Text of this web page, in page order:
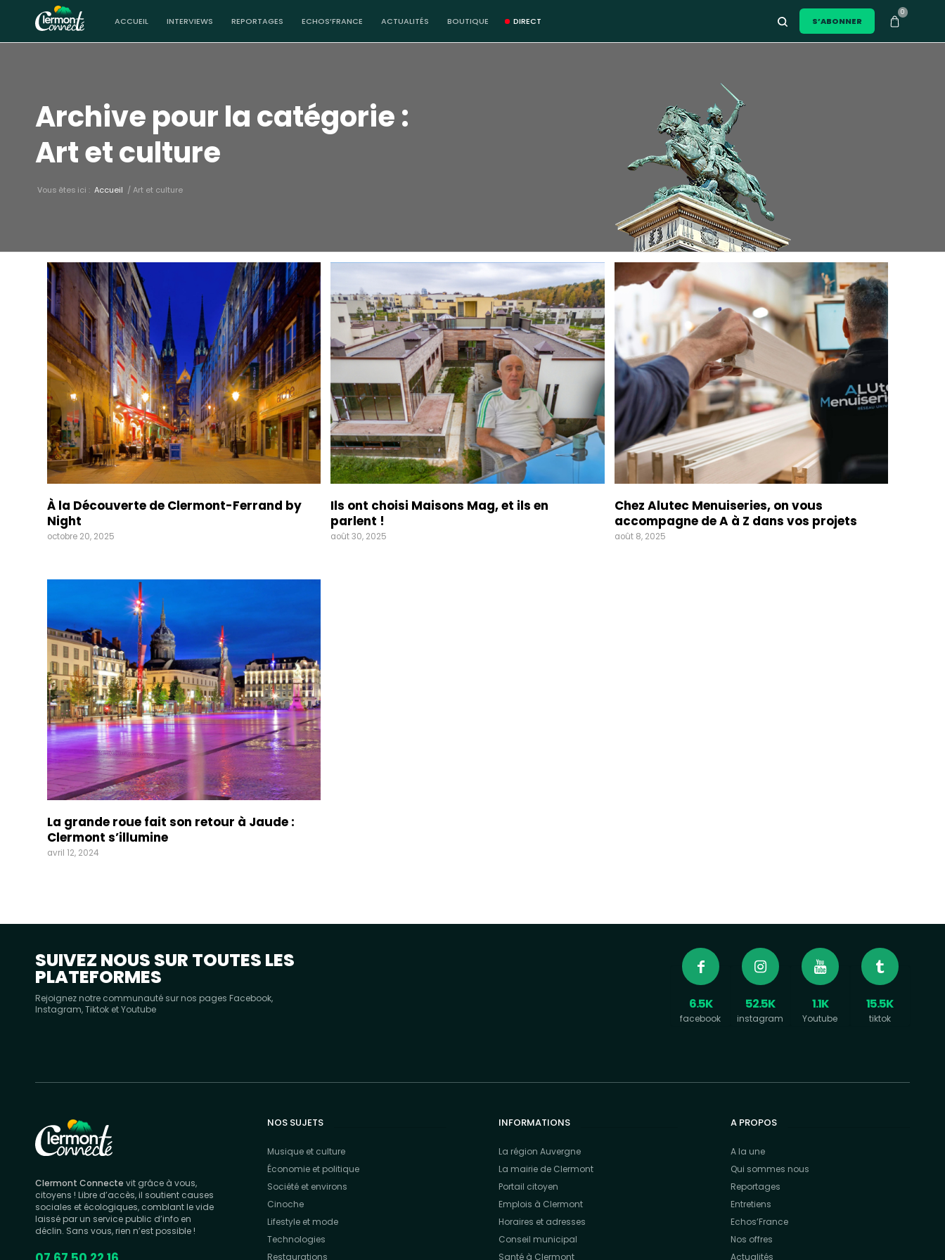
ACCUEIL INTERVIEWS REPORTAGES ECHOS’FRANCE ACTUALITÉS BOUTIQUE DIRECT S’ABONNER
0
Archive pour la catégorie :
Art et culture
Vous êtes ici : Accueil /Art et culture
À la Découverte de Clermont-Ferrand by
Night
octobre 20, 2025
Ils ont choisi Maisons Mag, et ils en
parlent !
août 30, 2025
Chez Alutec Menuiseries, on vous
accompagne de A à Z dans vos projets
août 8, 2025
La grande roue fait son retour à Jaude :
Clermont s’illumine
avril 12, 2024
SUIVEZ NOUS SUR TOUTES LES
PLATEFORMES
Rejoignez notre communauté sur nos pages Facebook,
Instagram, Tiktok et Youtube
15.5K
tiktok
1.1K
Youtube
52.5K
instagram
6.5K
facebook
Clermont Connecte vit grâce à vous,
citoyens ! Libre d’accès, il soutient causes
sociales et écologiques, comblant le vide
laissé par un service public d’info en
déclin. Sans vous, rien n’est possible !
NOS SUJETS
Musique et culture
Économie et politique
Société et environs
Cinoche
Lifestyle et mode
Technologies
Restaurations
INFORMATIONS
La région Auvergne
La mairie de Clermont
Portail citoyen
Emplois à Clermont
Horaires et adresses
Conseil municipal
Santé à Clermont
A PROPOS
A la une
Qui sommes nous
Reportages
Entretiens
Echos’France
Nos offres
Actualités